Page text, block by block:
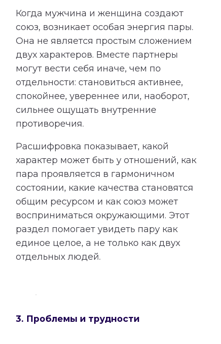
Когда мужчина и женщина создают
союз, возникает особая энергия пары.
Она не является простым сложением
двух характеров. Вместе партнеры
могут вести себя иначе, чем по
отдельности: становиться активнее,
спокойнее, увереннее или, наоборот,
сильнее ощущать внутренние
противоречия.
Расшифровка показывает, какой
характер может быть у отношений, как
пара проявляется в гармоничном
состоянии, какие качества становятся
общим ресурсом и как союз может
восприниматься окружающими. Этот
раздел помогает увидеть пару как
единое целое, а не только как двух
отдельных людей.
3. Проблемы и трудности